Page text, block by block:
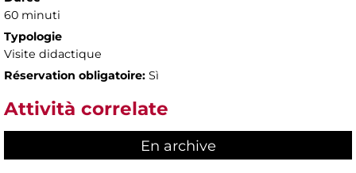
60 minuti
Typologie
Visite didactique
Réservation obligatoire: Sì
Attività correlate
En archive